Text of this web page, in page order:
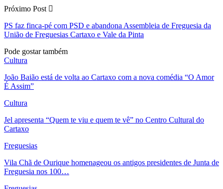
Próximo Post
PS faz finca-pé com PSD e abandona Assembleia de Freguesia da
União de Freguesias Cartaxo e Vale da Pinta
Pode gostar também
Cultura
João Baião está de volta ao Cartaxo com a nova comédia “O Amor
É Assim”
Cultura
Jel apresenta “Quem te viu e quem te vê” no Centro Cultural do
Cartaxo
Freguesias
Vila Chã de Ourique homenageou os antigos presidentes de Junta de
Freguesia nos 100…